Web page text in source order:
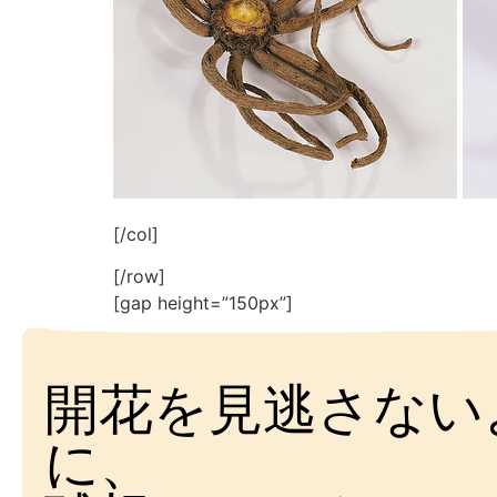
[/col]
[/row]
[gap height=”150px”]
開花を見逃さな
に、